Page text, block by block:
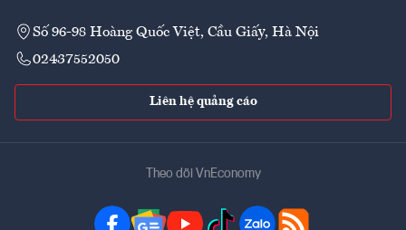
Số 96-98 Hoàng Quốc Việt, Cầu Giấy, Hà Nội
02437552050
Liên hệ quảng cáo
Theo dõi VnEconomy